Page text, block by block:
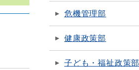
危機管理部
健康政策部
子ども・福祉政策部